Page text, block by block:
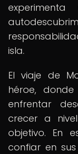
isla.
El viaje de
héroe,
enfrentar
crecer a
objetivo. En
confiar en